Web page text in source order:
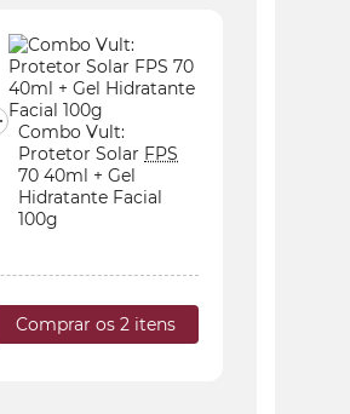
Combo Vult:
Protetor Solar FPS
70 40ml + Gel
Hidratante Facial
100g
Comprar os 2 itens